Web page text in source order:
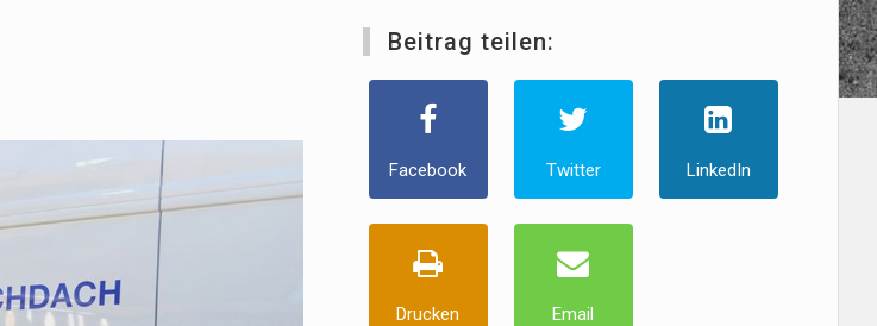
Beitrag teilen:
Facebook Twitter LinkedIn
Drucken Email